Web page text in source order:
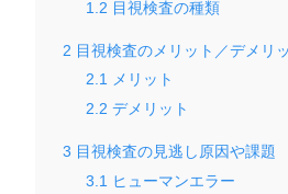
1.2 目視検査の種類
2 目視検査のメリット／デメリ
2.1 メリット
2.2 デメリット
3 目視検査の見逃し原因や課題
3.1 ヒューマンエラー